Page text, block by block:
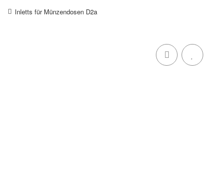
Inletts für Münzendosen D2a